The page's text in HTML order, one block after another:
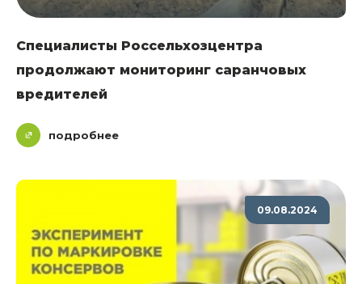
Специалисты Россельхозцентра
продолжают мониторинг саранчовых
вредителей
подробнее
09.08.2024